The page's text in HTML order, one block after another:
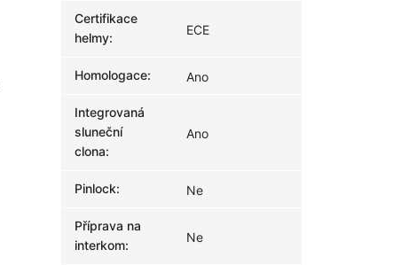
Certifikace
helmy:
ECE
Homologace: Ano
Integrovaná
sluneční
clona:
Ano
Pinlock: Ne
Příprava na
interkom:
Ne